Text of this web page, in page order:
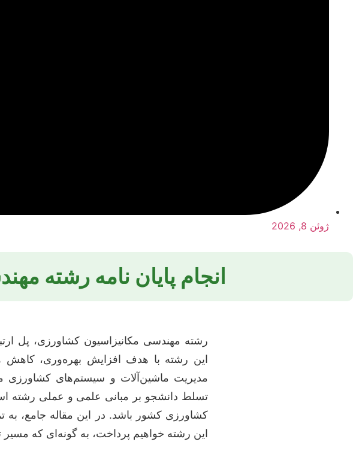
ژوئن 8, 2026
انجام پایان نامه رشته
رشته مهندسی مکانیزاسیون کشاورزی، پل
این رشته با هدف افزایش بهره‌وری، کاهش
مدیریت ماشین‌آلات و سیستم‌های کشاورزی
تسلط دانشجو بر مبانی علمی و عملی رشته
کشاورزی کشور باشد. در این مقاله جامع، به
این رشته خواهیم پرداخت، به گونه‌ای که مسیر